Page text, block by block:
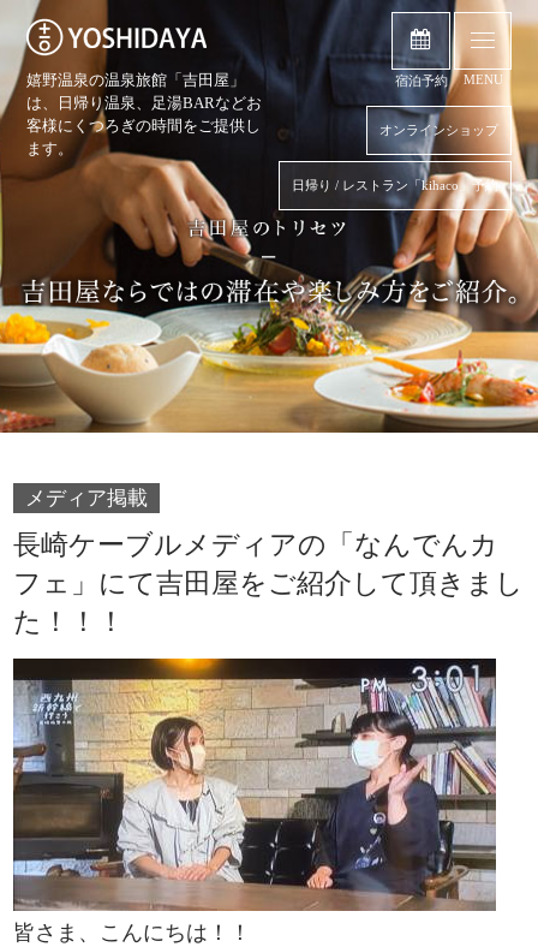
嬉野温泉の温泉旅館「吉田屋」
は、日帰り温泉、 足湯BARなどお
客様にくつろぎの時間をご提供し
ます。
オンラインショップ
日帰り / レストラン「kihaco」予約
宿泊予約 MENU
メディア掲載
長崎ケーブルメディアの「なんでんカ
フェ」にて吉田屋をご紹介して頂きまし
た！！！
皆さま、こんにちは！！